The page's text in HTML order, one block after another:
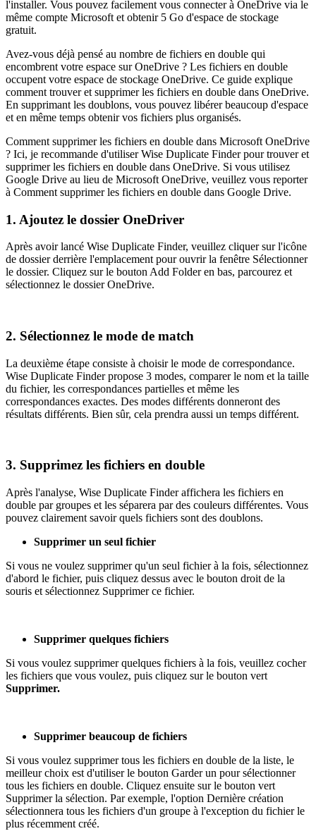
l'installer. Vous pouvez facilement vous connecter à OneDrive via le
même compte Microsoft et obtenir 5 Go d'espace de stockage
gratuit.
Avez-vous déjà pensé au nombre de fichiers en double qui
encombrent votre espace sur OneDrive ? Les fichiers en double
occupent votre espace de stockage OneDrive. Ce guide explique
comment trouver et supprimer les fichiers en double dans OneDrive.
En supprimant les doublons, vous pouvez libérer beaucoup d'espace
et en même temps obtenir vos fichiers plus organisés.
Comment supprimer les fichiers en double dans Microsoft OneDrive
? Ici, je recommande d'utiliser Wise Duplicate Finder pour trouver et
supprimer les fichiers en double dans OneDrive. Si vous utilisez
Google Drive au lieu de Microsoft OneDrive, veuillez vous reporter
à Comment supprimer les fichiers en double dans Google Drive.
1. Ajoutez le dossier OneDriver
Après avoir lancé Wise Duplicate Finder, veuillez cliquer sur l'icône
de dossier derrière l'emplacement pour ouvrir la fenêtre Sélectionner
le dossier. Cliquez sur le bouton Add Folder en bas, parcourez et
sélectionnez le dossier OneDrive.
2. Sélectionnez le mode de match
La deuxième étape consiste à choisir le mode de correspondance.
Wise Duplicate Finder propose 3 modes, comparer le nom et la taille
du fichier, les correspondances partielles et même les
correspondances exactes. Des modes différents donneront des
résultats différents. Bien sûr, cela prendra aussi un temps différent.
3. Supprimez les fichiers en double
Après l'analyse, Wise Duplicate Finder affichera les fichiers en
double par groupes et les séparera par des couleurs différentes. Vous
pouvez clairement savoir quels fichiers sont des doublons.
Supprimer un seul fichier
Si vous ne voulez supprimer qu'un seul fichier à la fois, sélectionnez
d'abord le fichier, puis cliquez dessus avec le bouton droit de la
souris et sélectionnez Supprimer ce fichier.
Supprimer quelques fichiers
Si vous voulez supprimer quelques fichiers à la fois, veuillez cocher
les fichiers que vous voulez, puis cliquez sur le bouton vert
Supprimer.
Supprimer beaucoup de fichiers
Si vous voulez supprimer tous les fichiers en double de la liste, le
meilleur choix est d'utiliser le bouton Garder un pour sélectionner
tous les fichiers en double. Cliquez ensuite sur le bouton vert
Supprimer la sélection. Par exemple, l'option Dernière création
sélectionnera tous les fichiers d'un groupe à l'exception du fichier le
plus récemment créé.